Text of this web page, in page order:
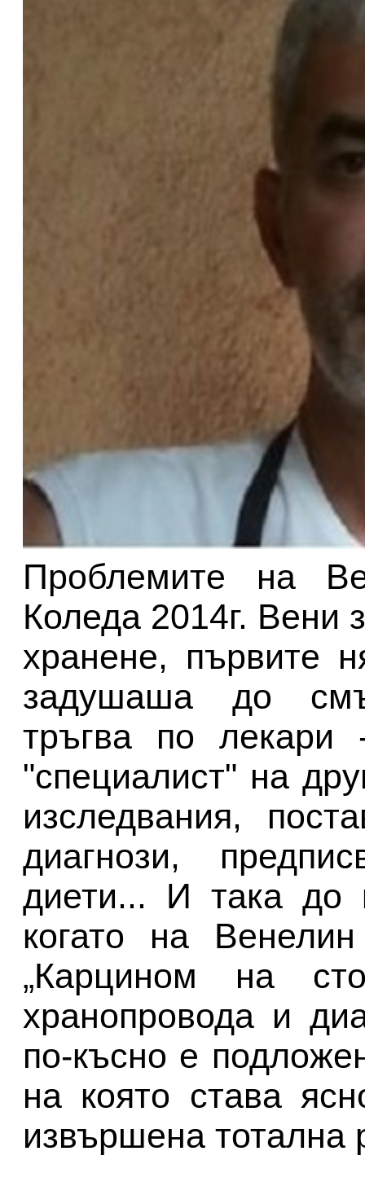
Проблемите на
Коледа 2014г. Вени
хранене, първите
задушаша до
тръгва по лекари
"специалист" на
изследвания,
диагнози,
диети... И така до
когато на
„Карцином на
хранопровода и
по-късно е
на която става
извършена тотална